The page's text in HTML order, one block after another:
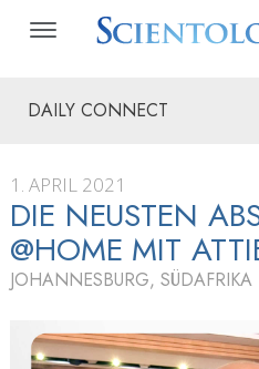
DAILY CONNECT
1. APRIL 2021
DIE NEUSTEN
@HOME MIT
JOHANNESBURG, SÜDAFRIKA